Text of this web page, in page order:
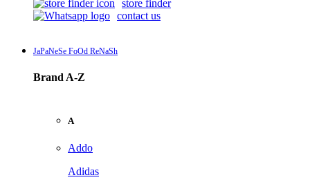
store finder
contact us
JaPaNeSe FoOd ReNaSh
Brand A-Z
A
Addo
Adidas